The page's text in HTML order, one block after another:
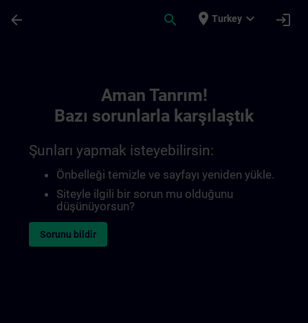
arrow_back search place Turkey expand_more login
Aman Tanrım!
Bazı sorunlarla karşılaştık
Şunları yapmak isteyebilirsin:
Önbelleği temizle ve sayfayı yeniden yükle.
Siteyle ilgili bir sorun mu olduğunu
düşünüyorsun?
Sorunu bildir